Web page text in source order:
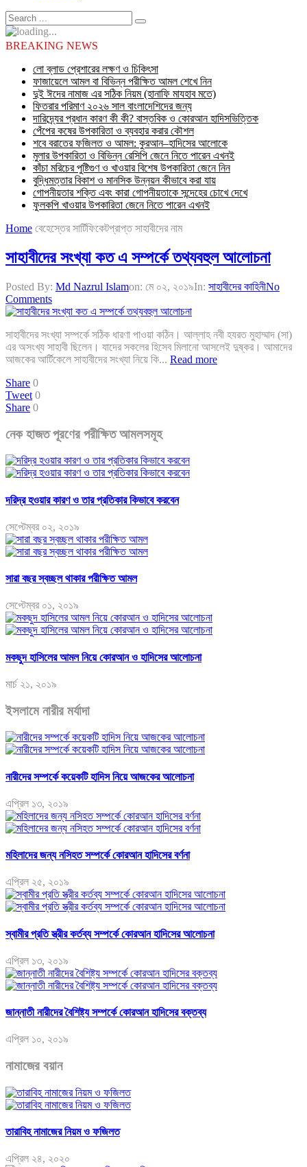
BREAKING NEWS
লো ব্লাড প্রেশারের লক্ষণ ও চিকিৎসা
ফাজায়েলে আমল বা বিভিন্ন পরীক্ষিত আমল শেখে নিন
দুই ঈদের নামাজ এর সঠিক নিয়ম (হানাফি মাযহাব মতে)
ফিতরার পরিমাণ ২০২৬ সাল বাংলাদেশিদের জন্য
দারিদ্র্যের প্রধান কারণ কী কী? বাস্তবিক ও কোরআন হাদিসভিত্তিক
পেঁপের কষের উপকারিতা ও ব্যবহার করার কৌশল
শবে বরাতের ফজিলত ও আমল: কুরআন–হাদিসের আলোকে
মুলার উপকারিতা ও বিভিন্ন রেসিপি জেনে নিতে পারেন এখনই
কাঁচা মরিচের পুষ্টিগুণ ও খাওয়ার বিশেষ উপকারিতা জেনে নিন
বুদ্ধিমত্তার বিকাশ ও মানসিক উন্নয়ন কীভাবে করা যায়
গোপনীয়তার শক্তি এবং কারা গোপনীয়তাকে সন্দেহের চোখে দেখে
ফুলকপি খাওয়ার উপকারিতা জেনে নিতে পারেন এখনই
Home বেহেস্তের সার্টিফিকেটপ্রাপ্ত সাহাবীদের নাম
সাহাবীদের সংখ্যা কত এ সম্পর্কে তথ্যবহুল আলোচনা
Posted By: Md Nazrul Islamon: মে ০২, ২০১৯In: সাহাবীদের কাহিনীNo
Comments
সাহাবীদের সংখ্যা সম্পর্কে সঠিক ধারণা পাওয়া কঠিন। আল্লাহ নবী হযরত মুহাম্মাদ (সা)
এর অসংখ্য সাহাবী ছিলেন। যাদের সকলের হিসেব মিলানো আসলেই দুষ্কর। আমাদের
আজকের আর্টিকেলে সাহাবীদের সংখ্যা নিয়ে কি... Read more
Share 0
Tweet 0
Share 0
নেক হাজত পূরণের পরীক্ষিত আমলসমূহ
দরিদ্র হওয়ার কারণ ও তার প্রতিকার কিভাবে করবেন
সেপ্টেম্বর ০২, ২০১৯
সারা বছর স্বচ্ছল থাকার পরীক্ষিত আমল
সেপ্টেম্বর ০১, ২০১৯
মকছুদ হাসিলের আমল নিয়ে কোরআন ও হাদিসের আলোচনা
মার্চ ২১, ২০১৯
ইসলামে নারীর মর্যাদা
নারীদের সম্পর্কে কয়েকটি হাদিস নিয়ে আজকের আলোচনা
এপ্রিল ১৩, ২০১৯
মহিলাদের জন্য নসিহত সম্পর্কে কোরআন হাদিসের বর্ণনা
এপ্রিল ২৫, ২০১৯
স্বামীর প্রতি স্ত্রীর কর্তব্য সম্পর্কে কোরআন হাদিসের আলোচনা
এপ্রিল ১৩, ২০১৯
জান্নাতী নারীদের বৈশিষ্ট্য সম্পর্কে কোরআন হাদিসের বক্তব্য
এপ্রিল ১০, ২০১৯
নামাজের বয়ান
তারাবিহ নামাজের নিয়ম ও ফজিলত
এপ্রিল ২৪, ২০২০